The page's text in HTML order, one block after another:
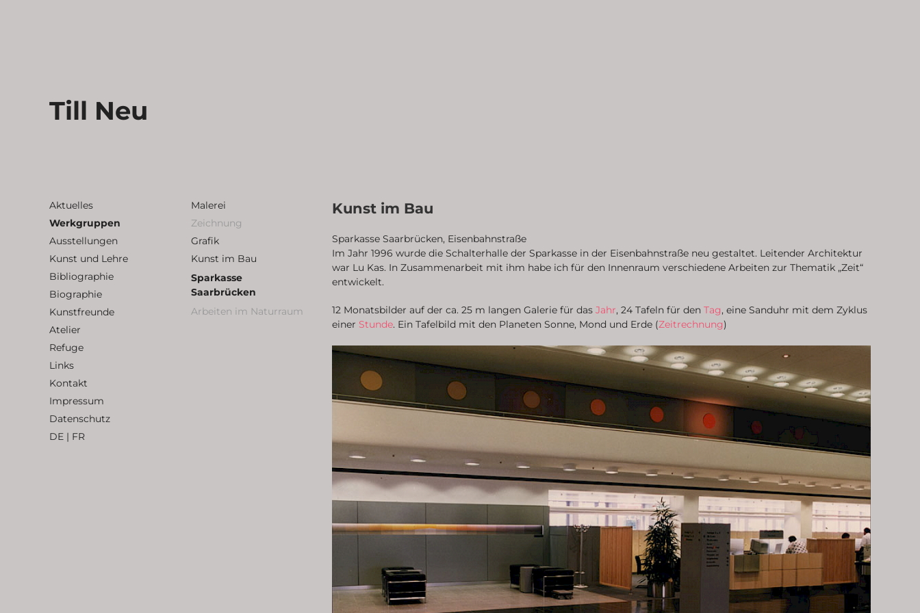
Till Neu
Aktuelles
Werkgruppen
Ausstellungen
Kunst und Lehre
Bibliographie
Biographie
Kunstfreunde
Atelier
Refuge
Links
Kontakt
Impressum
Datenschutz
DE | FR
Malerei
Zeichnung
Grafik
Kunst im Bau
Sparkasse
Saarbrücken
Arbeiten im Naturraum
Kunst im Bau
Sparkasse Saarbrücken, Eisenbahnstraße
Im Jahr 1996 wurde die Schalterhalle der Sparkasse in der Eisenbahnstraße neu gestaltet. Leitender Architektur
war Lu Kas. In Zusammenarbeit mit ihm habe ich für den Innenraum verschiedene Arbeiten zur Thematik „Zeit“
entwickelt.
12 Monatsbilder auf der ca. 25 m langen Galerie für dasJahr, 24 Tafeln für denTag, eine Sanduhr mit dem Zyklus
einer Stunde. Ein Tafelbild mit den Planeten Sonne, Mond und Erde (Zeitrechnung)